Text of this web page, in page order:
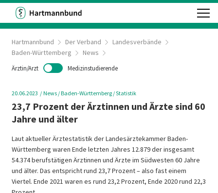
Hartmannbund Der Verband
Landesverbände
Baden-Württemberg
News
Ärztin/Arzt Medizinstudierende
20.06.2023 News / Baden-Württemberg / Statistik
23,7 Prozent der Ärztinnen und Ärzte sind 60
Jahre und älter
Laut aktueller Ärztestatistik der Landesärztekammer Baden-
Württemberg waren Ende letzten Jahres 12.879 der insgesamt
54.374 berufstätigen Ärztinnen und Ärzte im Südwesten 60 Jahre
und älter. Das entspricht rund 23,7 Prozent – also fast einem
Viertel. Ende 2021 waren es rund 23,2 Prozent, Ende 2020 rund 22,3